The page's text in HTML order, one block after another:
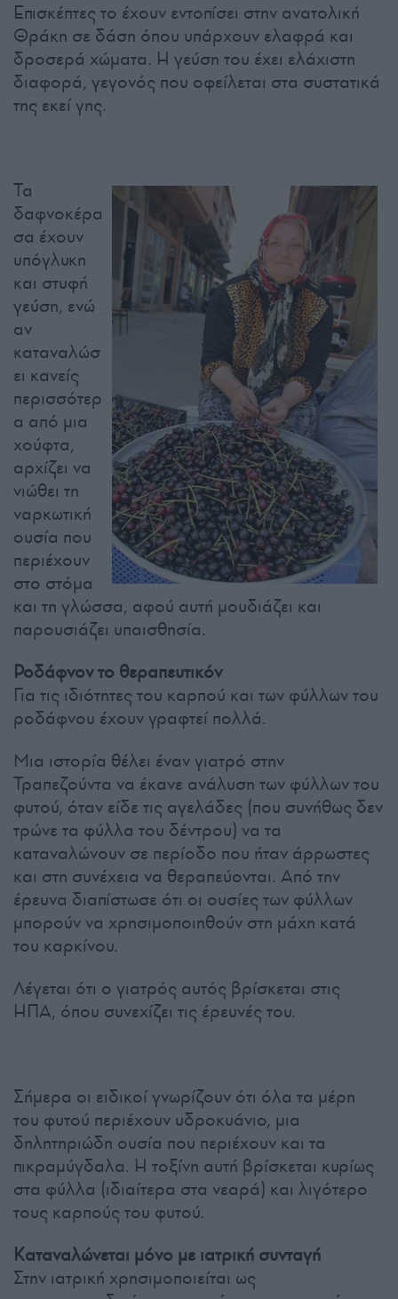
Επισκέπτες το έχουν εντοπίσει στην ανατολική
Θράκη σε δάση όπου υπάρχουν ελαφρά και
δροσερά χώματα. Η γεύση του έχει ελάχιστη
διαφορά, γεγονός που οφείλεται στα συστατικά
της εκεί γης.
Τα
δαφνοκέρα
σα έχουν
υπόγλυκη
και στυφή
γεύση, ενώ
αν
καταναλώσ
ει κανείς
περισσότερ
α από μια
χούφτα,
αρχίζει να
νιώθει τη
ναρκωτική
ουσία που
περιέχουν
στο στόμα
και τη γλώσσα, αφού αυτή μουδιάζει και
παρουσιάζει υπαισθησία.
Ροδάφνον το θεραπευτικόν
Για τις ιδιότητες του καρπού και των φύλλων του
ροδάφνου έχουν γραφτεί πολλά.
Μια ιστορία θέλει έναν γιατρό στην
Τραπεζούντα να έκανε ανάλυση των φύλλων του
φυτού, όταν είδε τις αγελάδες (που συνήθως δεν
τρώνε τα φύλλα του δέντρου) να τα
καταναλώνουν σε περίοδο που ήταν άρρωστες
και στη συνέχεια να θεραπεύονται. Από την
έρευνα διαπίστωσε ότι οι ουσίες των φύλλων
μπορούν να χρησιμοποιηθούν στη μάχη κατά
του καρκίνου.
Λέγεται ότι ο γιατρός αυτός βρίσκεται στις
ΗΠΑ, όπου συνεχίζει τις έρευνές του.
Σήμερα οι ειδικοί γνωρίζουν ότι όλα τα μέρη
του φυτού περιέχουν υδροκυάνιο, μια
δηλητηριώδη ουσία που περιέχουν και τα
πικραμύγδαλα. Η τοξίνη αυτή βρίσκεται κυρίως
στα φύλλα (ιδιαίτερα στα νεαρά) και λιγότερο
τους καρπούς του φυτού.
Καταναλώνεται μόνο με ιατρική συνταγή
Στην ιατρική χρησιμοποιείται ως